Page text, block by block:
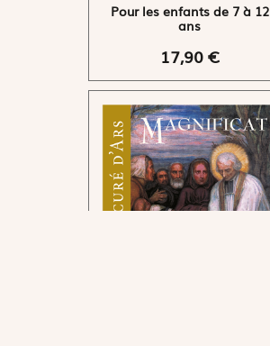
Pour les enfants de 7 à 12
ans
17,90 €